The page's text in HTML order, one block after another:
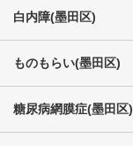
白内障(墨田区)
ものもらい(墨田区)
糖尿病網膜症(墨田区)